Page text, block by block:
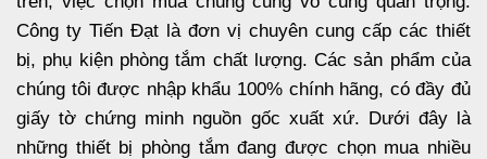
Công ty Tiến Đạt là đơn vị chuyên cung cấp các thiết
bị, phụ kiện phòng tắm chất lượng. Các sản phẩm của
chúng tôi được nhập khẩu 100% chính hãng, có đầy đủ
giấy tờ chứng minh nguồn gốc xuất xứ. Dưới đây là
những thiết bị phòng tắm đang được chọn mua nhiều